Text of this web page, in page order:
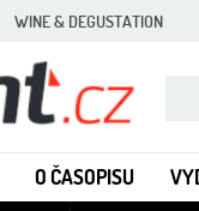
O ČASOPISU
WINE & DEGUSTATION